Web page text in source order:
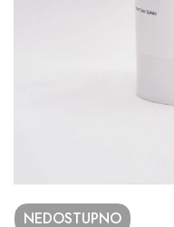
NEDOSTUPNO